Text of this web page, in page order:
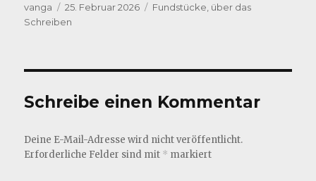
Autor
vanga
Veröffentlicht
am
25. Februar 2026 Kategorien
Fundstücke über das
Schreiben
Schreibe einen Kommentar
Deine E-Mail-Adresse wird nicht veröffentlicht.
Erforderliche Felder sind mit * markiert